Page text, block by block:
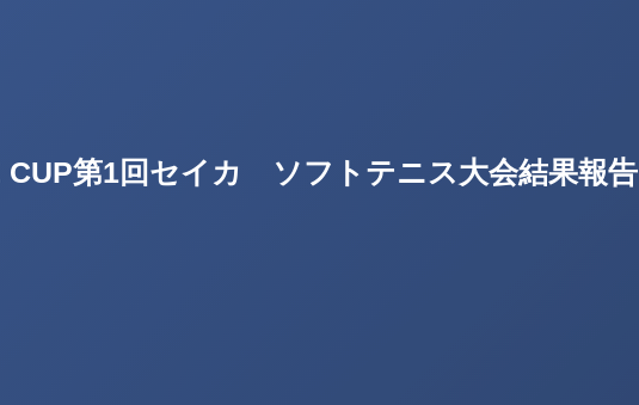
CUP第1回セイカ ソフトテニス大会結果報告